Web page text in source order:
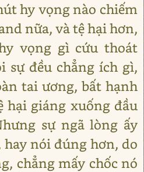
hy vọng nào chiếm
nữa, và tệ hại hơn,
vọng gì cứu thoát
sự đều chẳng ích gì,
tai ương, bất hạnh
hại giáng xuống đầu
sự ngã lòng ấy
hay nói đúng hơn, do
chẳng mấy chốc nó